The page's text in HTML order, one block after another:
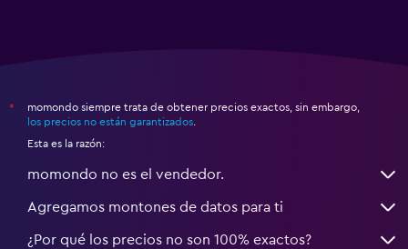
*
momondo siempre trata de obtener precios exactos, sin embargo,
los precios no están garantizados
Esta es la razón:
momondo no es el vendedor.
Agregamos montones de datos para ti
¿Por qué los precios no son 100% exactos?